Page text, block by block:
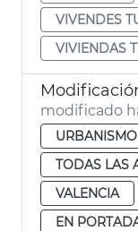
VIVENDES
VIVIENDAS
modificado
TODAS LAS
VALENCIA
EN